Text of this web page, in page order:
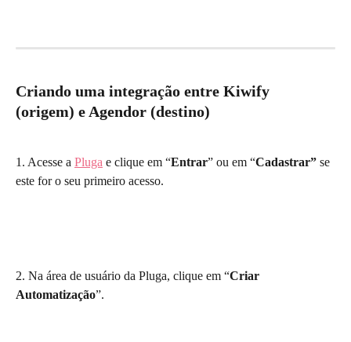
Criando uma integração entre Kiwify
(origem) e Agendor (destino)
1. Acesse a Pluga e clique em “Entrar” ou em “Cadastrar” se
este for o seu primeiro acesso.
2. Na área de usuário da Pluga, clique em “Criar
Automatização”.